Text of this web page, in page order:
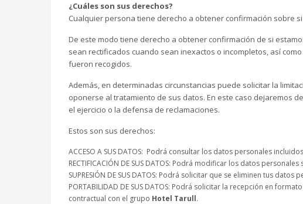
¿Cuáles son sus derechos?
Cualquier persona tiene derecho a obtener confirmación sobre
De este modo tiene derecho a obtener confirmación de si
sean rectificados cuando sean inexactos o incompletos, así
fueron recogidos.
Además, en determinadas circunstancias puede solicitar la
oponerse al tratamiento de sus datos. En este caso dejaremos
el ejercicio o la defensa de reclamaciones.
Estos son sus derechos:
ACCESO A SUS DATOS: Podrá consultar los datos personales
RECTIFICACIÓN DE SUS DATOS: Podrá modificar los datos personales
SUPRESIÓN DE SUS DATOS: Podrá solicitar que se eliminen tus datos
PORTABILIDAD DE SUS DATOS: Podrá solicitar la recepción en
contractual con el grupo Hotel Tarull.